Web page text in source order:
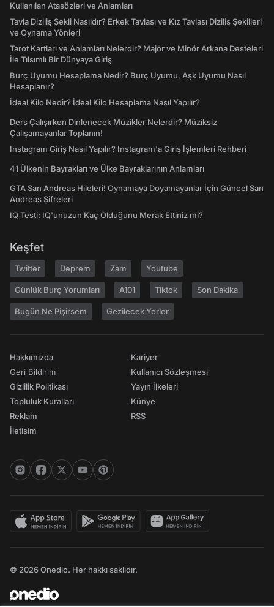
Kullanılan Atasözleri ve Anlamları
Tavla Diziliş Şekli Nasıldır? Erkek Tavlası ve Kız Tavlası Diziliş Şekilleri
ve Oynama Yönleri
Tarot Kartları ve Anlamları Nelerdir? Majör ve Minör Arkana Desteleri
İle Tılsımlı Bir Dünyaya Giriş
Burç Uyumu Hesaplama Nedir? Burç Uyumu, Aşk Uyumu Nasıl
Hesaplanır?
İdeal Kilo Nedir? İdeal Kilo Hesaplama Nasıl Yapılır?
Ders Çalışırken Dinlenecek Müzikler Nelerdir? Müziksiz
Çalışamayanlar Toplanın!
Instagram Giriş Nasıl Yapılır? Instagram'a Giriş İşlemleri Rehberi
41 Ülkenin Bayrakları ve Ülke Bayraklarının Anlamları
GTA San Andreas Hileleri! Oynamaya Doyamayanlar İçin Güncel San
Andreas Şifreleri
IQ Testi: IQ'unuzun Kaç Olduğunu Merak Ettiniz mi?
Keşfet
Twitter Deprem Zam Youtube
Günlük Burç Yorumları A101 Tiktok Son Dakika
Bugün Ne Pişirsem Gezilecek Yerler
Hakkımızda
Geri Bildirim
Gizlilik Politikası
Topluluk Kuralları
Reklam
İletişim
Kariyer
Kullanıcı Sözleşmesi
Yayın İlkeleri
Künye
RSS
© 2026 Onedio. Her hakkı saklıdır.